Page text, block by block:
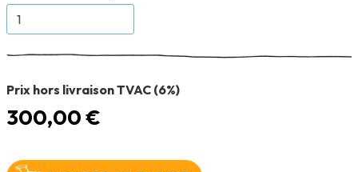
Prix hors livraison TVAC (6%)
300,00 €